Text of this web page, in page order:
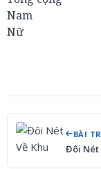
Nam
Nữ
BÀI